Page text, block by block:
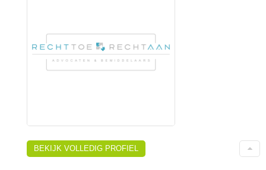
BEKIJK VOLLEDIG PROFIEL